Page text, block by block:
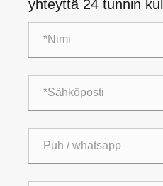
yhteyttä 24 tunnin